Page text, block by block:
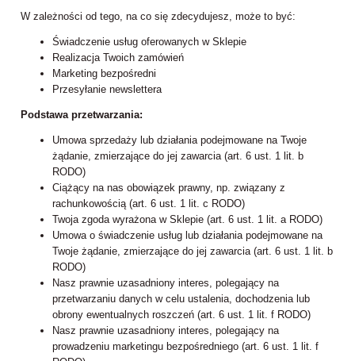
W zależności od tego, na co się zdecydujesz, może to być:
Świadczenie usług oferowanych w Sklepie
Realizacja Twoich zamówień
Marketing bezpośredni
Przesyłanie newslettera
Podstawa przetwarzania:
Umowa sprzedaży lub działania podejmowane na Twoje
żądanie, zmierzające do jej zawarcia (art. 6 ust. 1 lit. b
RODO)
Ciążący na nas obowiązek prawny, np. związany z
rachunkowością (art. 6 ust. 1 lit. c RODO)
Twoja zgoda wyrażona w Sklepie (art. 6 ust. 1 lit. a RODO)
Umowa o świadczenie usług lub działania podejmowane na
Twoje żądanie, zmierzające do jej zawarcia (art. 6 ust. 1 lit. b
RODO)
Nasz prawnie uzasadniony interes, polegający na
przetwarzaniu danych w celu ustalenia, dochodzenia lub
obrony ewentualnych roszczeń (art. 6 ust. 1 lit. f RODO)
Nasz prawnie uzasadniony interes, polegający na
prowadzeniu marketingu bezpośredniego (art. 6 ust. 1 lit. f